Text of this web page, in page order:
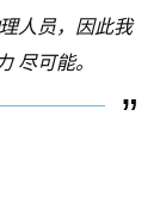
人员，因此我
尽可能。